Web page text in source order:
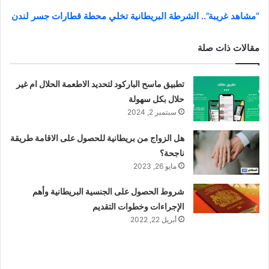
“مشاهد غريبة”.. الشرطة البريطانية تخلي محطة قطارات جسر لندن
مقالات ذات صلة
تطبيق ماسح الباركود لتحديد الاطعمة الحلال ام غير
حلال بكل سهولة
سبتمبر 2, 2024
هل الزواج من بريطانية للحصول على الاقامة طريقة
ناجحة؟
مايو 26, 2023
شروط الحصول على الجنسية البريطانية وأهم
الإجراءات وخطوات التقديم
أبريل 22, 2022